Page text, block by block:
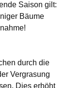
Saison gilt:
Bäume
durch die
Vergrasung
Dies erhöht